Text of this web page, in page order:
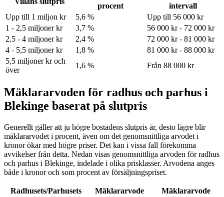
procent
intervall
Upp till 1 miljon kr
5,6 %
Upp till 56 000 kr
1 - 2,5 miljoner kr
3,7 %
56 000 kr - 72 000 kr
2,5 - 4 miljoner kr
2,4 %
72 000 kr - 81 000 kr
4 - 5,5 miljoner kr
1,8 %
81 000 kr - 88 000 kr
5,5 miljoner kr och
över
1,6 % Från 88 000 kr
Mäklararvoden för radhus och parhus i
Blekinge baserat på slutpris
Generellt gäller att ju högre bostadens slutpris är, desto lägre blir
mäklararvodet i procent, även om det genomsnittliga arvodet i
kronor ökar med högre priser. Det kan i vissa fall förekomma
avvikelser från detta. Nedan visas genomsnittliga arvoden förradhus
och parhus i Blekinge, indelade i olika prisklasser. Arvodena anges
både i kronor och som procent av försäljningspriset.
Radhusets/Parhusets
Mäklararvode
Mäklararvode